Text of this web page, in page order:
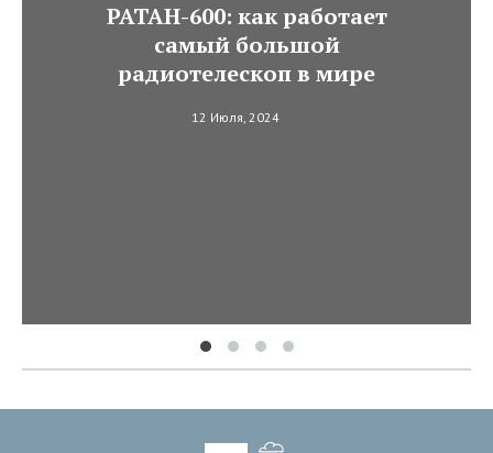
РАТАН-600: как работает
самый большой
радиотелескоп в мире
12 Июля, 2024